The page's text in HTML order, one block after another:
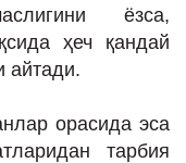
ёзса,
ҳеч қандай
айтади.
орасида эса
тарбия